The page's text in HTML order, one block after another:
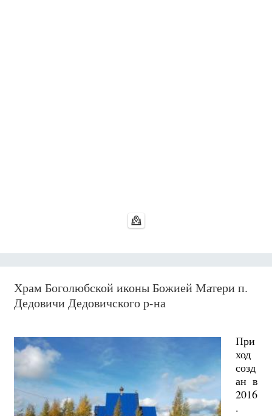
Храм Боголюбской иконы Божией Матери п.
Дедовичи Дедовичского р-на
При
ход
созд
ан в
2016
.